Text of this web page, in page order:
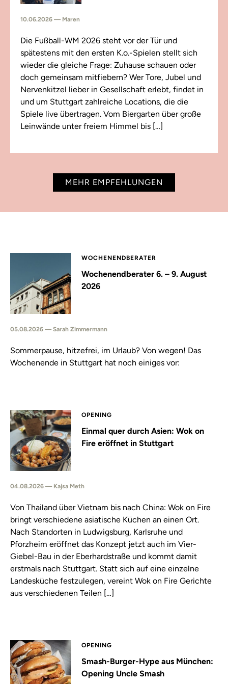
10.06.2026 — Maren
Die Fußball-WM 2026 steht vor der Tür und
spätestens mit den ersten K.o.-Spielen stellt sich
wieder die gleiche Frage: Zuhause schauen oder
doch gemeinsam mitfiebern? Wer Tore, Jubel und
Nervenkitzel lieber in Gesellschaft erlebt, findet in
und um Stuttgart zahlreiche Locations, die die
Spiele live übertragen. Vom Biergarten über große
Leinwände unter freiem Himmel bis […]
MEHR EMPFEHLUNGEN
WOCHENENDBERATER
Wochenendberater 6. – 9. August
2026
05.08.2026 — Sarah Zimmermann
Sommerpause, hitzefrei, im Urlaub? Von wegen! Das
Wochenende in Stuttgart hat noch einiges vor:
OPENING
Einmal quer durch Asien: Wok on
Fire eröffnet in Stuttgart
04.08.2026 — Kajsa Meth
Von Thailand über Vietnam bis nach China: Wok on Fire
bringt verschiedene asiatische Küchen an einen Ort.
Nach Standorten in Ludwigsburg, Karlsruhe und
Pforzheim eröffnet das Konzept jetzt auch im Vier-
Giebel-Bau in der Eberhardstraße und kommt damit
erstmals nach Stuttgart. Statt sich auf eine einzelne
Landesküche festzulegen, vereint Wok on Fire Gerichte
aus verschiedenen Teilen […]
OPENING
Smash-Burger-Hype aus München:
Opening Uncle Smash